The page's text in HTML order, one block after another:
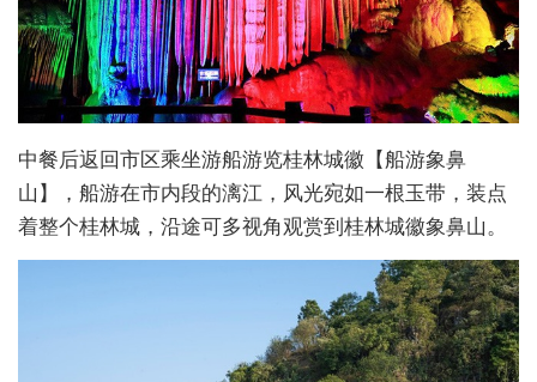
中餐后返回市区乘坐游船游览桂林城徽【船游象鼻
山】，船游在市内段的漓江，风光宛如一根玉带，装点
着整个桂林城，沿途可多视角观赏到桂林城徽象鼻山。